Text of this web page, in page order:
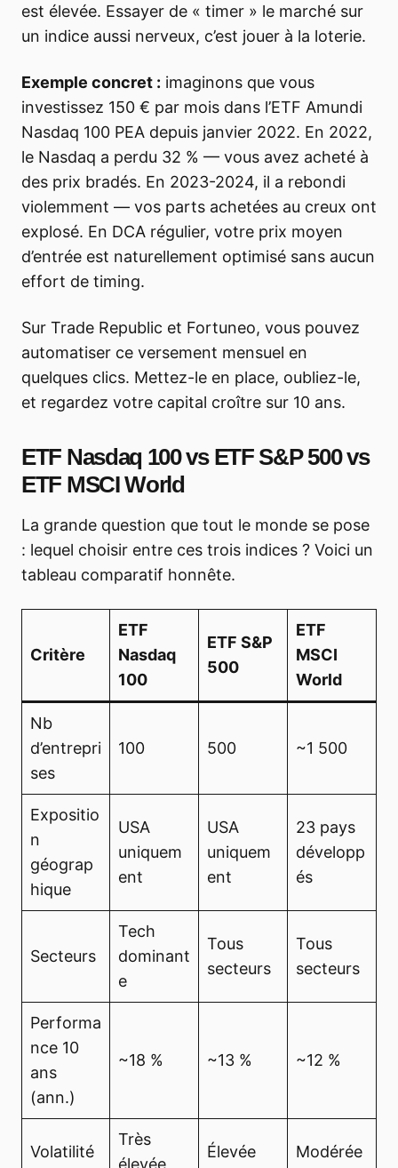
est élevée. Essayer de « timer » le marché sur
un indice aussi nerveux, c’est jouer à la loterie.
Exemple concret : imaginons que vous
investissez 150 € par mois dans l’ETF Amundi
Nasdaq 100 PEA depuis janvier 2022. En 2022,
le Nasdaq a perdu 32 % — vous avez acheté à
des prix bradés. En 2023-2024, il a rebondi
violemment — vos parts achetées au creux ont
explosé. En DCA régulier, votre prix moyen
d’entrée est naturellement optimisé sans aucun
effort de timing.
Sur Trade Republic et Fortuneo, vous pouvez
automatiser ce versement mensuel en
quelques clics. Mettez-le en place, oubliez-le,
et regardez votre capital croître sur 10 ans.
ETF Nasdaq 100 vs ETF S&P 500 vs
ETF MSCI World
La grande question que tout le monde se pose
: lequel choisir entre ces trois indices ? Voici un
tableau comparatif honnête.
Critère
ETF
Nasdaq
100
ETF S&P
500
ETF
MSCI
World
Nb
d’entrepri
ses
100 500 ~1 500
Expositio
n
géograp
hique
USA
uniquem
ent
USA
uniquem
ent
23 pays
développ
és
Secteurs
Tech
dominant
e
Tous
secteurs
Tous
secteurs
Performa
nce 10
ans
(ann.)
~18 % ~13 % ~12 %
Volatilité
Très
élevée
Élevée Modérée